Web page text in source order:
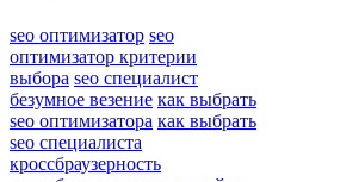
seo оптимизатор seo
оптимизатор критерии
выбора seo специалист
безумное везение как выбрать
seo оптимизатора как выбрать
seo специалиста
кроссбраузерность